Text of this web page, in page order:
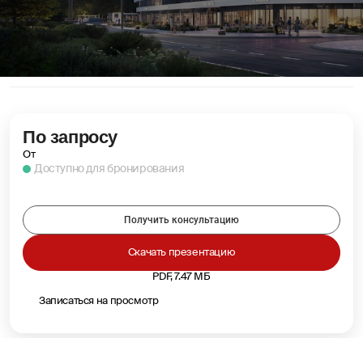
По запросу
От
Доступно для бронирования
Записаться на просмотр
PDF, 7.47 МБ
Скачать презентацию
Получить консультацию